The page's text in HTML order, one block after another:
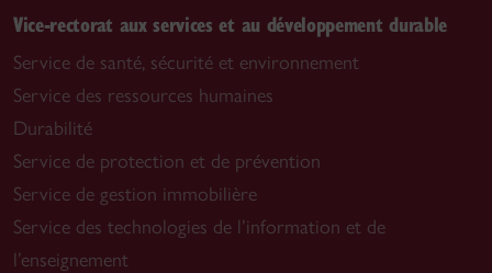
Vice-rectorat aux services et au développement durable
Service de santé, sécurité et environnement
Service des ressources humaines
Durabilité
Service de protection et de prévention
Service de gestion immobilière
Service des technologies de l’information et de
l’enseignement